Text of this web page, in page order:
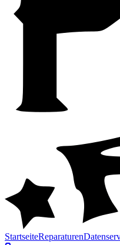
StartseiteReparaturen